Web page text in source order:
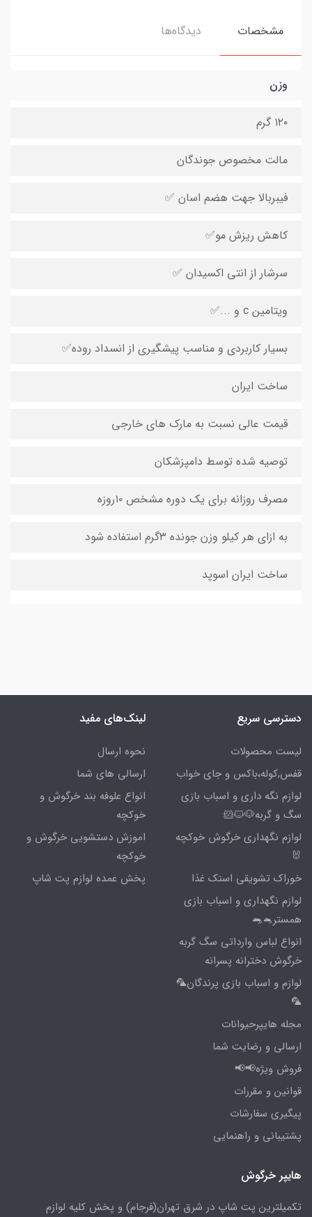
مشخصات دیدگاه‌ها
وزن
۱۲۰ گرم
مالت مخصوص جوندگان
فیبربالا جهت هضم اسان ✅
کاهش ریزش مو✅
سرشار از انتی اکسیدان ✅
ویتامین c و ...✅
بسیار کاربردی و مناسب پیشگیری از انسداد روده✅
ساخت ایران
قیمت عالی نسبت به مارک های خارجی
توصیه شده توسط دامپزشکان
مصرف روزانه برای یک دوره مشخص ۱۰روزه
به ازای هر کیلو وزن جونده ۳گرم استفاده شود
ساخت ایران اسوپد
دسترسی سریع
لیست محصولات
قفس,کوله،باکس و جای خواب
لوازم نگه داری و اسباب بازی
سگ و گربه🐶🐱🐹
لوازم نگهداری خرگوش خوکچه
🐰
خوراک تشویقی اسنک غذا
لوازم نگهداری و اسباب بازی
همستر🐁🐀
انواع لباس وارداتی سگ گربه
خرگوش دخترانه پسرانه
لوازم و اسباب بازی پرندگان🦜
🦜
مجله هایپرحیوانات
ارسالی و رضایت شما
فروش ویژه📢📢
قوانین و مقررات
پیگیری سفارشات
پشتیبانی و راهنمایی
لینک‌های مفید
نحوه ارسال
ارسالی های شما
انواع علوفه بند خرگوش و
خوکچه
اموزش دستشویی خرگوش و
خوکچه
پخش عمده لوازم پت شاپ
هایپر خرگوش
تکمیلترین پت شاپ در شرق تهران(فرجام) و پخش کلیه لوازم